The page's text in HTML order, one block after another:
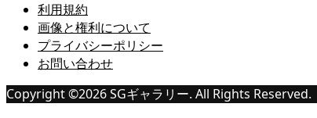
利用規約
画像と権利について
プライバシーポリシー
お問い合わせ
Copyright ©2026SGギャラリー. All Rights Reserved.